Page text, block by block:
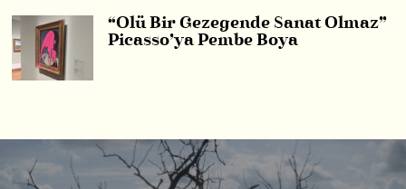
“Ölü Bir Gezegende Sanat Olmaz”
Picasso’ya Pembe Boya